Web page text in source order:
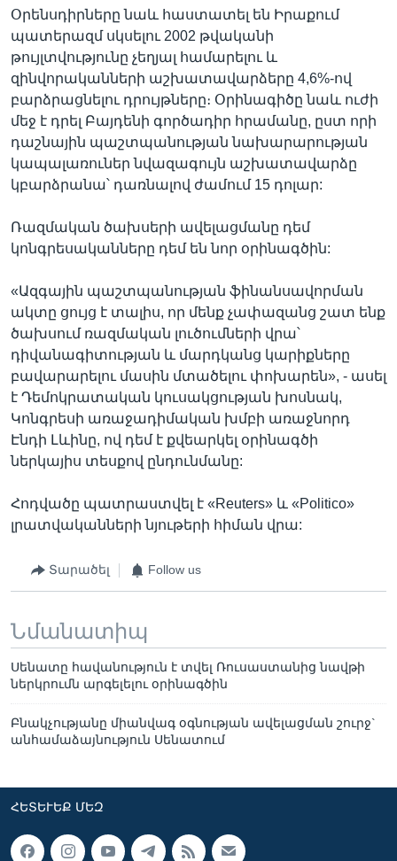
Օրենսդիրները նաև հաստատել են Իրաքում
պատերազմ սկսելու 2002 թվականի
թույլտվությունը չեղյալ համարելու և
զինվորականների աշխատավարձերը 4,6%-ով
բարձրացնելու դրույթները։ Օրինագիծը նաև ուժի
մեջ է դրել Բայդենի գործադիր հրամանը, ըստ որի
դաշնային պաշտպանության նախարարության
կապալառուներ նվազագույն աշխատավարձը
կբարձրանա՝ դառնալով ժամում 15 դոլար:
Ռազմական ծախսերի ավելացմանը դեմ
կոնգրեսականները դեմ են նոր օրինագծին:
«Ազգային պաշտպանության ֆինանսավորման
ակտը ցույց է տալիս, որ մենք չափազանց շատ ենք
ծախսում ռազմական լուծումների վրա՝
դիվանագիտության և մարդկանց կարիքները
բավարարելու մասին մտածելու փոխարեն», - ասել
է Դեմոկրատական կուսակցության խոսնակ,
Կոնգրեսի առաջադիմական խմբի առաջնորդ
Էնդի Լևինը, ով դեմ է քվեարկել օրինագծի
ներկայիս տեսքով ընդունմանը:
Հոդվածը պատրաստվել է «Reuters» և «Politico»
լրատվականների նյութերի հիման վրա:
Տարածել Follow us
Նմանատիպ
Սենատը հավանություն է տվել Ռուսաստանից նավթի
ներկրումն արգելելու օրինագծին
Բնակչությանը միանվագ օգնության ավելացման շուրջ`
անհամաձայնություն Սենատում
ՀԵՏԵՒԵՔ ՄԵԶ